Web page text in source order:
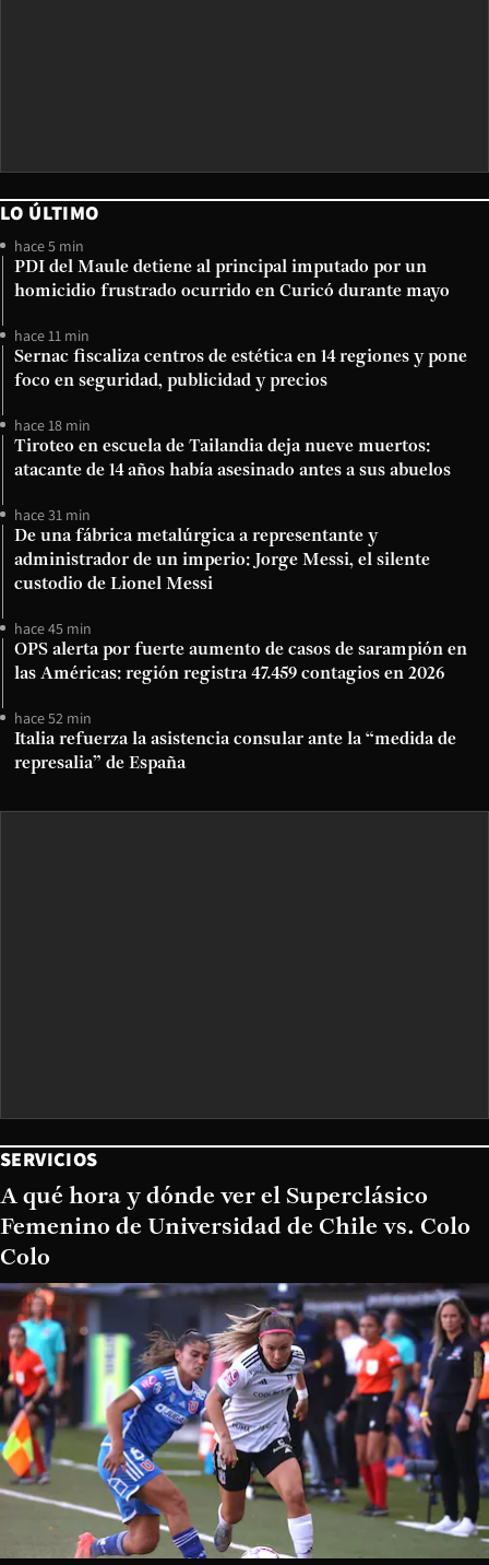
LO ÚLTIMO
hace 5 min
PDI del Maule detiene al principal imputado por un
homicidio frustrado ocurrido en Curicó durante mayo
hace 11 min
Sernac fiscaliza centros de estética en 14 regiones y pone
foco en seguridad, publicidad y precios
hace 18 min
Tiroteo en escuela de Tailandia deja nueve muertos:
atacante de 14 años había asesinado antes a sus abuelos
hace 31 min
De una fábrica metalúrgica a representante y
administrador de un imperio: Jorge Messi, el silente
custodio de Lionel Messi
hace 45 min
OPS alerta por fuerte aumento de casos de sarampión en
las Américas: región registra 47.459 contagios en 2026
hace 52 min
Italia refuerza la asistencia consular ante la “medida de
represalia” de España
SERVICIOS
A qué hora y dónde ver el Superclásico
Femenino de Universidad de Chile vs. Colo
Colo